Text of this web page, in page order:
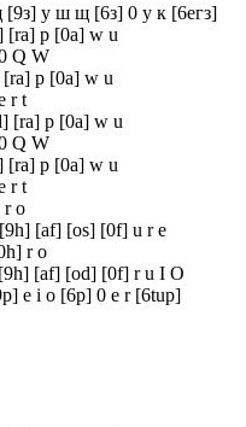
у ш щ [6з] 0 у к [6егз]
[ra] p [0a] w u
Q W
p [0a] w u
r t
[ra] p [0a] w u
Q W
[ra] p [0a] w u
r t
r o
[af] [os] [0f] u r e
r o
[af] [od] [0f] r u I O
e i o [6p] 0 e r [6tup]